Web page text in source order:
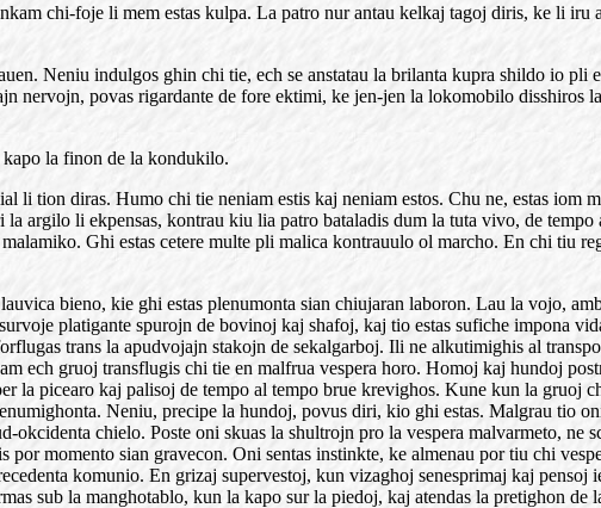
chi-foje li mem estas kulpa. La patro nur antau kelkaj tagoj diris, ke li
Neniu indulgos ghin chi tie, ech se anstatau la brilanta kupra shildo io pli
nervojn, povas rigardante de fore ektimi, ke jen-jen la lokomobilo disshiros
la finon de la kondukilo.
li tion diras. Humo chi tie neniam estis kaj neniam estos. Chu ne, estas iom
argilo li ekpensas, kontrau kiu lia patro bataladis dum la tuta vivo, de
Ghi estas cetere multe pli malica kontrauulo ol marcho. En chi tiu
bieno, kie ghi estas plenumonta sian chiujaran laboron. Lau la vojo,
platigante spurojn de bovinoj kaj shafoj, kaj tio estas sufiche impona
trans la apudvojajn stakojn de sekalgarboj. Ili ne alkutimighis al
ech gruoj transflugis chi tie en malfrua vespera horo. Homoj kaj hundoj
la picearo kaj palisoj de tempo al tempo brue krevighos. Kune kun la gruoj
Neniu, precipe la hundoj, povus diri, kio ghi estas. Malgrau tio
chielo. Poste oni skuas la shultrojn pro la vespera malvarmeto, ne
por momento sian gravecon. Oni sentas instinkte, ke almenau por tiu chi
komunio. En grizaj supervestoj, kun vizaghoj senesprimaj kaj pensoj
sub la manghotablo, kun la kapo sur la piedoj, kaj atendas la pretighon de